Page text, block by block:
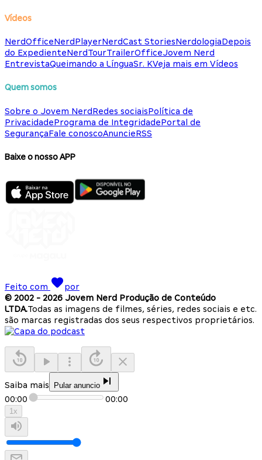
Vídeos
NerdOfficeNerdPlayerNerdCast StoriesNerdologiaDepois
do ExpedienteNerdTourTrailerOfficeJovem Nerd
EntrevistaQueimando a LínguaSr. KVeja mais em Vídeos
Quem somos
Sobre o Jovem NerdRedes sociaisPolítica de
PrivacidadePrograma de IntegridadePortal de
SegurançaFale conoscoAnuncieRSS
Baixe o nosso APP
Feito com
por
© 2002 - 2026 Jovem Nerd Produção de Conteúdo
LTDA.Todas as imagens de filmes, séries, redes sociais e etc.
são marcas registradas dos seus respectivos proprietários.
Saiba mais Pular anuncio
00:00 00:00
1x